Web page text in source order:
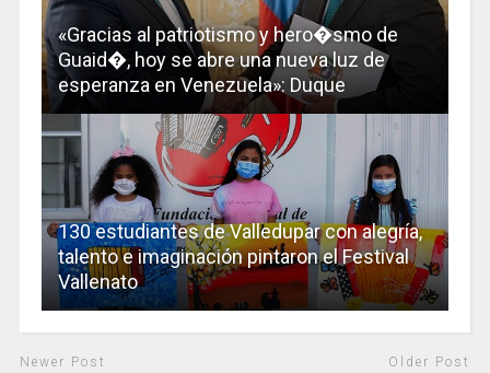
«Gracias al patriotismo y hero�smo de
Guaid�, hoy se abre una nueva luz de
esperanza en Venezuela»: Duque
130 estudiantes de Valledupar con alegría,
talento e imaginación pintaron el Festival
Vallenato
Newer Post Older Post